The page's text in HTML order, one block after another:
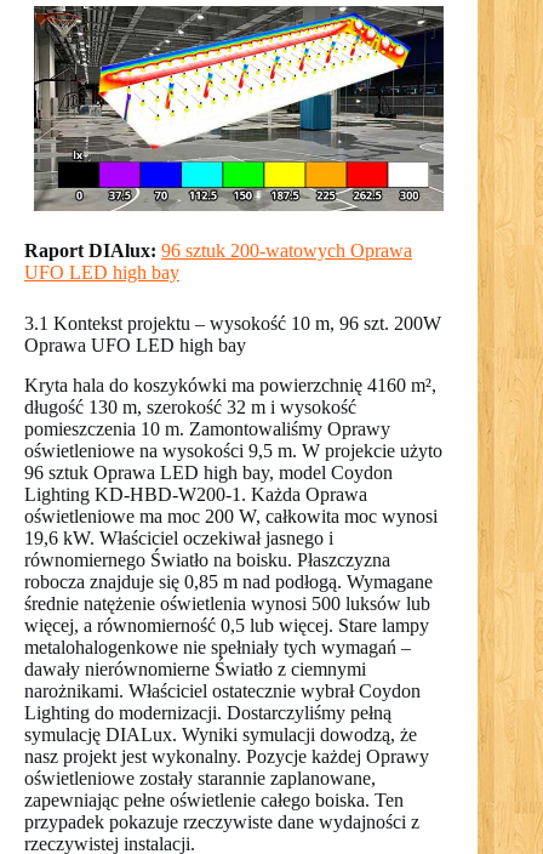
Raport DIAlux: 96 sztuk 200-watowych Oprawa
UFO LED high bay
3.1 Kontekst projektu – wysokość 10 m, 96 szt. 200W
Oprawa UFO LED high bay
Kryta hala do koszykówki ma powierzchnię 4160 m²,
długość 130 m, szerokość 32 m i wysokość
pomieszczenia 10 m. Zamontowaliśmy Oprawy
oświetleniowe na wysokości 9,5 m. W projekcie użyto
96 sztuk Oprawa LED high bay, model Coydon
Lighting KD-HBD-W200-1. Każda Oprawa
oświetleniowe ma moc 200 W, całkowita moc wynosi
19,6 kW. Właściciel oczekiwał jasnego i
równomiernego Światło na boisku. Płaszczyzna
robocza znajduje się 0,85 m nad podłogą. Wymagane
średnie natężenie oświetlenia wynosi 500 luksów lub
więcej, a równomierność 0,5 lub więcej. Stare lampy
metalohalogenkowe nie spełniały tych wymagań –
dawały nierównomierne Światło z ciemnymi
narożnikami. Właściciel ostatecznie wybrał Coydon
Lighting do modernizacji. Dostarczyliśmy pełną
symulację DIALux. Wyniki symulacji dowodzą, że
nasz projekt jest wykonalny. Pozycje każdej Oprawy
oświetleniowe zostały starannie zaplanowane,
zapewniając pełne oświetlenie całego boiska. Ten
przypadek pokazuje rzeczywiste dane wydajności z
rzeczywistej instalacji.